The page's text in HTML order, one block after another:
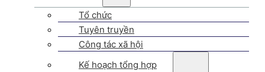
Tổ chức
Tuyên truyền
Công tác xã hội
Kế hoạch tổng hợp